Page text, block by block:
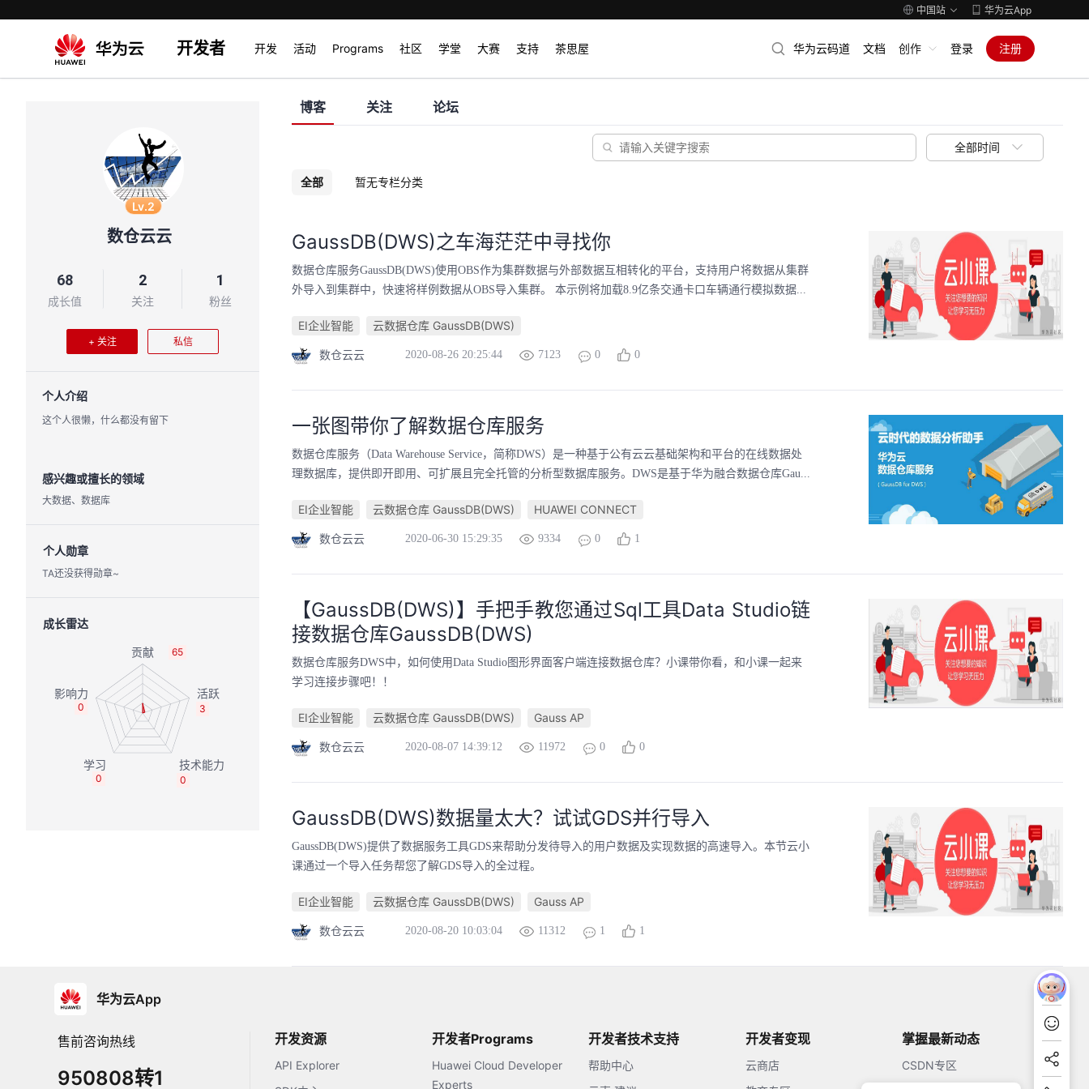
中国站 华为云App
开发者 开发 活动 Programs 社区 学堂 大赛 支持 茶思屋 华为云码道 文档 创作 登录 注册
Lv.2
数仓云云
68
成长值
2
关注
1
粉丝
+ 关注 私信
个人介绍
这个人很懒，什么都没有留下
感兴趣或擅长的领域
大数据、数据库
个人勋章
TA还没获得勋章~
成长雷达
65
3
0
0
0
博客 关注 论坛
全部时间
全部 暂无专栏分类
GaussDB(DWS)之车海茫茫中寻找你
数据仓库服务GaussDB(DWS)使用OBS作为集群数据与外部数据互相转化的平台，支持用户将数据从集群
外导入到集群中，快速将样例数据从OBS导入集群。 本示例将加载8.9亿条交通卡口车辆通行模拟数据...
EI企业智能 云数据仓库 GaussDB(DWS)
数仓云云 2020-08-26 20:25:44 7123 0 0
一张图带你了解数据仓库服务
数据仓库服务（Data Warehouse Service，简称DWS）是一种基于公有云云基础架构和平台的在线数据处
理数据库，提供即开即用、可扩展且完全托管的分析型数据库服务。DWS是基于华为融合数据仓库Gau...
EI企业智能 云数据仓库 GaussDB(DWS) HUAWEI CONNECT
数仓云云 2020-06-30 15:29:35 9334 0 1
【GaussDB(DWS)】手把手教您通过Sql工具Data Studio链
接数据仓库GaussDB(DWS)
数据仓库服务DWS中，如何使用Data Studio图形界面客户端连接数据仓库？小课带你看，和小课一起来
学习连接步骤吧！！
EI企业智能 云数据仓库 GaussDB(DWS) Gauss AP
数仓云云 2020-08-07 14:39:12 11972 0 0
GaussDB(DWS)数据量太大？试试GDS并行导入
GaussDB(DWS)提供了数据服务工具GDS来帮助分发待导入的用户数据及实现数据的高速导入。本节云小
课通过一个导入任务帮您了解GDS导入的全过程。
EI企业智能 云数据仓库 GaussDB(DWS) Gauss AP
数仓云云 2020-08-20 10:03:04 11312 1 1
华为云App
售前咨询热线
950808转1
开发资源
API Explorer
开发者Programs
Huawei Cloud Developer
Experts
开发者技术支持
帮助中心
开发者变现
云商店
掌握最新动态
CSDN专区